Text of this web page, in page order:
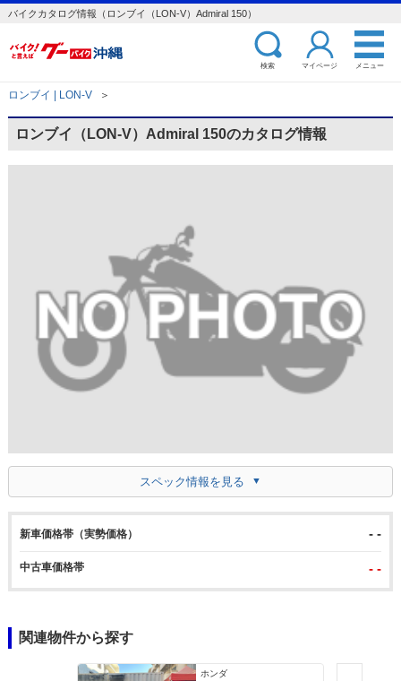
バイクカタログ情報（ロンブイ（LON-V）Admiral 150）
検索 マイページ メニュー
ロンブイ | LON-V ＞
ロンブイ（LON-V）Admiral 150のカタログ情報
スペック情報を見る
新車価格帯（実勢価格） - -
中古車価格帯 - -
関連物件から探す
ホンダ